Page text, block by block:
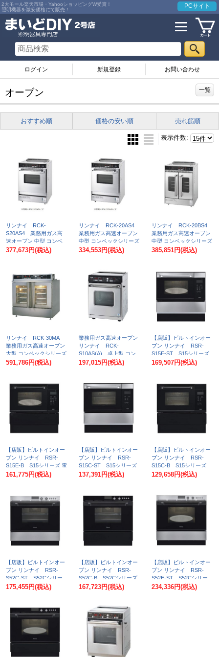
2大モール楽天市場・YahooショッピングW受賞！
照明機器を激安価格にて販売！
PCサイト
ログイン お問い合わせ
オーブン 一覧
おすすめ順 価格の安い順 売れ筋順
表示件数:
リンナイ RCK-
S20AS4 業務用ガス高
速オーブン 中型 コンベ
ックシリーズ 涼厨 52L
377,673円(税込)
リンナイ RCK-20AS4
業務用ガス高速オーブン
中型 コンベックシリーズ
52L [♪■]
334,553円(税込)
リンナイ RCK-20BS4
業務用ガス高速オーブン
中型 コンベックシリーズ
52L [♪■]
385,851円(税込)
リンナイ RCK-30MA
業務用ガス高速オーブン
大型 コンベックシリーズ
103L [♪■]
591,786円(税込)
業務用ガス高速オーブン
リンナイ RCK-
S10AS(A) 卓上型 コン
ベックシリーズ 涼厨 [♪■]
197,015円(税込)
【店販】ビルトインオー
ブン リンナイ RSR-
S15E-ST S15シリーズ
電子コンベック ステンレ
169,507円(税込)
【店販】ビルトインオー
ブン リンナイ RSR-
S15E-B S15シリーズ 電
子コンベック ブラック
161,775円(税込)
【店販】ビルトインオー
ブン リンナイ RSR-
S15C-ST S15シリーズ
コンベック ステンレス
137,391円(税込)
【店販】ビルトインオー
ブン リンナイ RSR-
S15C-B S15シリーズ
コンベック ブラック [♪■]
129,658円(税込)
【店販】ビルトインオー
ブン リンナイ RSR-
S52C-ST S52Cシリー
ズ コンベック ステンレ
175,455円(税込)
【店販】ビルトインオー
ブン リンナイ RSR-
S52C-B S52Cシリーズ
コンベック ピアノブラッ
167,723円(税込)
【店販】ビルトインオー
ブン リンナイ RSR-
S52E-ST S52Cシリー
ズ 電子コンベック ステ
234,336円(税込)